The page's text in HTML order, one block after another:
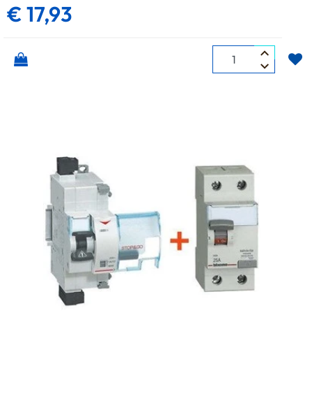
€ 17,93
Quantità